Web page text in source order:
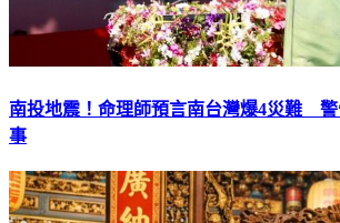
南投地震！命理師預言南台灣爆4災難 警
事